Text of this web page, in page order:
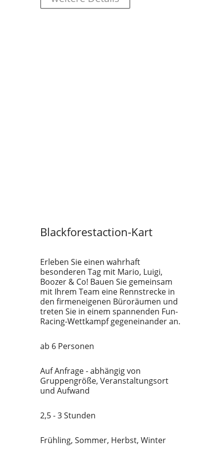
Blackforestaction-Kart
Erleben Sie einen wahrhaft
besonderen Tag mit Mario, Luigi,
Boozer & Co! Bauen Sie gemeinsam
mit Ihrem Team eine Rennstrecke in
den firmeneigenen Büroräumen und
treten Sie in einem spannenden Fun-
Racing-Wettkampf gegeneinander an.
ab 6 Personen
Auf Anfrage - abhängig von
Gruppengröße, Veranstaltungsort
und Aufwand
2,5 - 3 Stunden
Frühling, Sommer, Herbst, Winter